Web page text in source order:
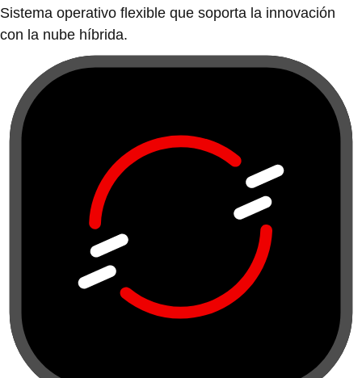
Sistema operativo flexible que soporta la innovación
con la nube híbrida.